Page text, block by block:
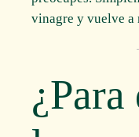
vinagre y vuelve a